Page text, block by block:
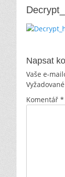
Napsat
Vaše e-
Komentář *